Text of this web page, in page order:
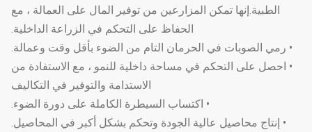
الطبية.إنها تمكن المزارعين من توفير المال على العمالة ، مع
الحفاظ على التحكم في الزراعة الداخلية.
• رمي الصوبات في الحرمان التام من الضوء بأقل وقت وعمالة.
• احصل على التحكم في مساحة داخلية للنمو ، مع الاستفادة من
الاستدامة والتوفير في التكاليف
• اكتساب السيطرة الكاملة على دورة الضوء.
• إنتاج محاصيل عالية الجودة وتحكم بشكل أكبر في المحاصيل.